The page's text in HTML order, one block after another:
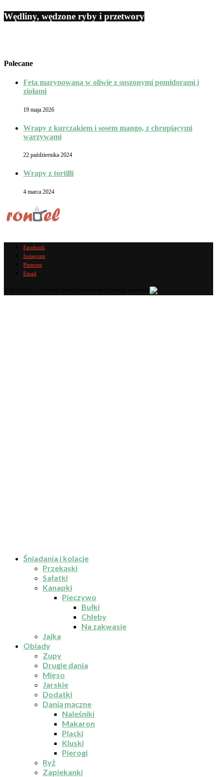
Wędliny, wędzone ryby i przetwory
Polecane
Feta marynowana w oliwie z suszonymi pomidorami i
ziołami
19 maja 2026
Wrapy z kurczakiem i sosem mango, z chrupiącymi
warzywami
22 października 2024
Wrapy z tortilli
4 marca 2024
Facebook
Instagram
Pinterest
Email
Śniadania i kolacje
Przekąski
Sałatki
Kanapki
Pieczywo
Bułki
Chleby
Na zakwasie
Jajka
Obiady
Zupy
Drugie dania
Mięso
Jarskie
Dodatki
Danią mączne
Naleśniki
Makaron
Placki
Kluski
Pierogi
Ryż
Zapiekanki